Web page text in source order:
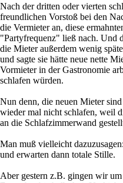
Nach der dritten oder vierten
freundlichen Vorstoß bei den
die Vermieter an, diese
"Partyfrequenz" ließ nach. Und
die Mieter außerdem wenig
und sagte sie hätte neue nette
Vormieter in der Gastronomie
schlafen würden.
Nun denn, die neuen Mieter
wieder mal nicht schlafen, weil
an die Schlafzimmerwand
Man muß vielleicht
und erwarten dann totale Stille.
Aber gestern z.B. gingen wir